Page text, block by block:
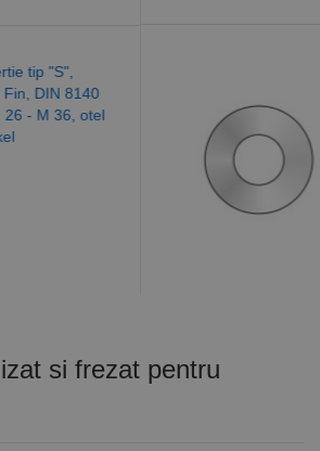
A4/A2, Alama, Nylon,
si frezat pentru